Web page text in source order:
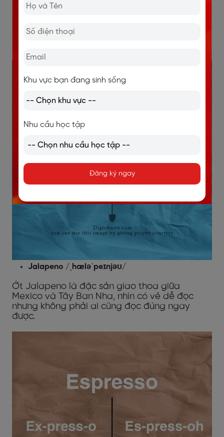
Salmon /ˈsæmən/
Đôi khi người bản ngữ hay người nói tiếng Anh
lâu năm cũng mắc lỗi sai khi phát âm từ con
Jalapeno /ˌhæləˈpeɪnjəʊ/
Ớt Jalapeno là đặc sản giao thoa giữa
Mexico và Tây Ban Nha, nhìn có vẻ dễ đọc
nhưng không phải ai cũng đọc đúng ngay
được.
Khu vực bạn đang sinh sống
Nhu cầu học tập
Đăng ký ngay